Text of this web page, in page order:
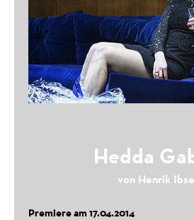
Tailored for Freedom
Theater Nestroyhof Hamakom
Hedda
von Henrik
Premiere am 17.04.2014